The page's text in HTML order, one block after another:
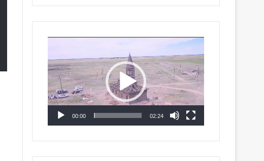
00:00 02:24